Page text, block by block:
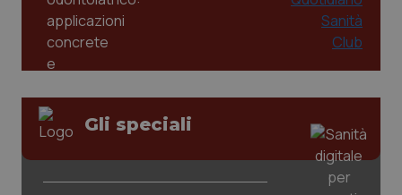
Gli speciali
tracking-sites-ironfish-
www.quotidianosanita.it
2
www.quotidianosanita.it